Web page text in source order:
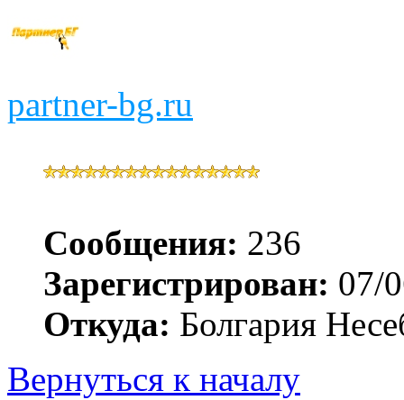
partner-bg.ru
Сообщения: 236
Зарегистрирован: 07/
Откуда: Болгария
Вернуться к началу